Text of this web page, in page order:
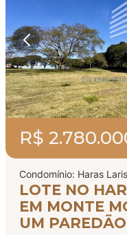
R$
Condomínio: Haras
LOTE NO
EM MONTE
UM